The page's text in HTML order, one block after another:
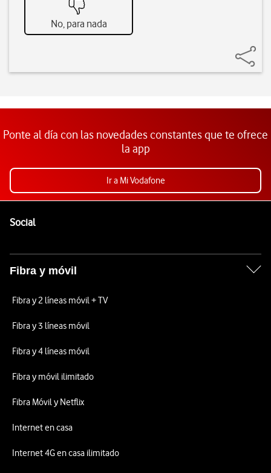
No, para nada
Ponte al día con las novedades constantes que te ofrece
la app
Ir a Mi Vodafone
SocialEnlaces a las redes sociales de Vodafone
Fibra y móvil
Fibra y 2 líneas móvil + TV
Fibra y 3 líneas móvil
Fibra y 4 líneas móvil
Fibra y móvil ilimitado
Fibra Móvil y Netflix
Internet en casa
Internet 4G en casa ilimitado